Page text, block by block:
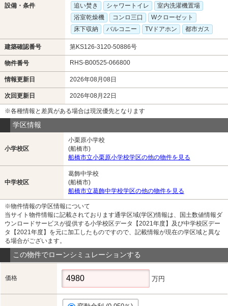
設備・条件
追い焚き
シャワートイレ
室内洗濯機置場
浴室乾燥機
コンロ三口
Wクローゼット
床下収納
バルコニー TVドアホン 都市ガス
建築確認番号 第KS126-3120-50886号
物件番号 RHS-B00525-066800
情報更新日 2026年08月08日
次回更新日 2026年08月22日
※各種情報と差異がある場合は現況優先となります
学区情報
小学校区
小栗原小学校
(船橋市)
船橋市立小栗原小学校学区の他の物件を見る
中学校区
葛飾中学校
(船橋市)
船橋市立葛飾中学校学区の他の物件を見る
※物件情報の学区情報について
当サイト物件情報に記載されております通学区域(学区)情報は、国土数値情報ダ
ウンロードサービスが提供する小学校区データ【2021年度】及び中学校区デー
タ【2021年度】を元に加工したものですので、記載情報が現在の学区域と異な
る場合がございます。
この物件でローンシミュレーションする
価格 万円